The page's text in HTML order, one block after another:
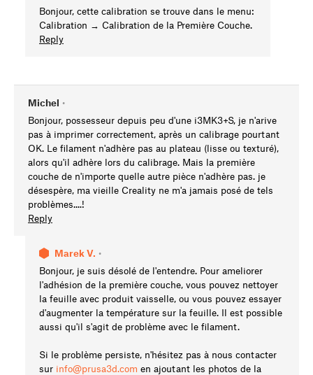
Bonjour, cette calibration se trouve dans le menu:
Calibration → Calibration de la Première Couche.
Reply
Michel •
Bonjour, possesseur depuis peu d'une i3MK3+S, je n'arive
pas à imprimer correctement, après un calibrage pourtant
OK. Le filament n'adhère pas au plateau (lisse ou texturé),
alors qu'il adhère lors du calibrage. Mais la première
couche de n'importe quelle autre pièce n'adhère pas. je
désespère, ma vieille Creality ne m'a jamais posé de tels
problèmes....!
Reply
Marek V. •
Bonjour, je suis désolé de l'entendre. Pour ameliorer
l'adhésion de la première couche, vous pouvez nettoyer
la feuille avec produit vaisselle, ou vous pouvez essayer
d'augmenter la température sur la feuille. Il est possible
aussi qu'il s'agit de problème avec le filament.
Si le problème persiste, n'hésitez pas à nous contacter
sur info@prusa3d.com en ajoutant les photos de la